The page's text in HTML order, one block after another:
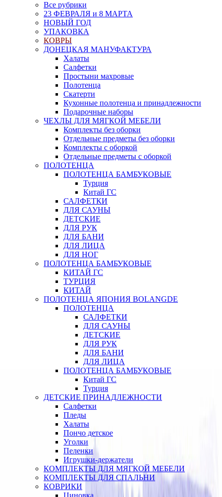
Все рубрики
23 ФЕВРАЛЯ и 8 МАРТА
НОВЫЙ ГОД
УПАКОВКА
КОВРЫ
ДОНЕЦКАЯ МАНУФАКТУРА
Халаты
Салфетки
Простыни махровые
Полотенца
Скатерти
Кухонные полотенца и принадлежности
Подарочные наборы
ЧЕХЛЫ ДЛЯ МЯГКОЙ МЕБЕЛИ
Комплекты без оборки
Отдельные предметы без оборки
Комплекты с оборкой
Отдельные предметы с оборкой
ПОЛОТЕНЦА
ПОЛОТЕНЦА БАМБУКОВЫЕ
Турция
Китай ГС
САЛФЕТКИ
ДЛЯ САУНЫ
ДЕТСКИЕ
ДЛЯ РУК
ДЛЯ БАНИ
ДЛЯ ЛИЦА
ДЛЯ НОГ
ПОЛОТЕНЦА БАМБУКОВЫЕ
КИТАЙ ГС
ТУРЦИЯ
КИТАЙ
ПОЛОТЕНЦА ЯПОНИЯ BOLANGDE
ПОЛОТЕНЦА
САЛФЕТКИ
ДЛЯ САУНЫ
ДЕТСКИЕ
ДЛЯ РУК
ДЛЯ БАНИ
ДЛЯ ЛИЦА
ПОЛОТЕНЦА БАМБУКОВЫЕ
Китай ГС
Турция
ДЕТСКИЕ ПРИНАДЛЕЖНОСТИ
Салфетки
Пледы
Халаты
Пончо детское
Уголки
Пеленки
Игрушки-держатели
КОМПЛЕКТЫ ДЛЯ МЯГКОЙ МЕБЕЛИ
КОМПЛЕКТЫ ДЛЯ СПАЛЬНИ
КОВРИКИ